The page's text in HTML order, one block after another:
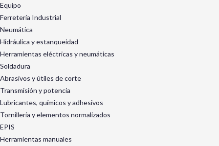
Equipo
Ferretería Industrial
Neumática
Hidráulica y estanqueidad
Herramientas eléctricas y neumáticas
Soldadura
Abrasivos y útiles de corte
Transmisión y potencia
Lubricantes, químicos y adhesivos
Tornillería y elementos normalizados
EPIS
Herramientas manuales